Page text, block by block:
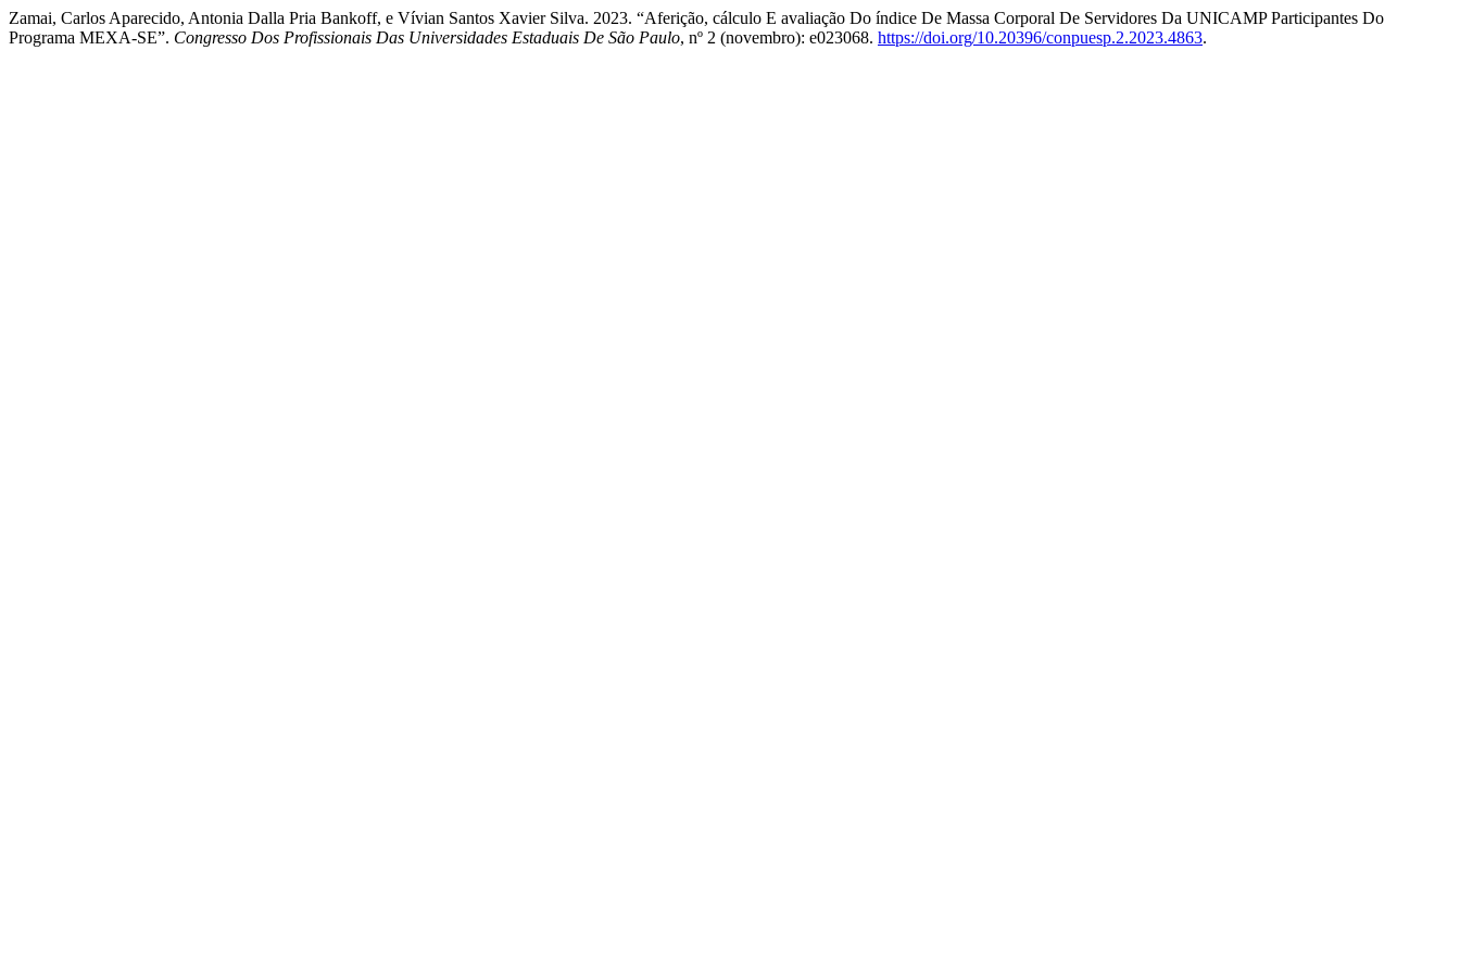
Zamai, Carlos Aparecido, Antonia Dalla Pria Bankoff, e Vívian Santos Xavier Silva. 2023. “Aferição, cálculo E avaliação Do índice De Massa Corporal De Servidores Da UNICAMP Participantes Do
Programa MEXA-SE”. Congresso Dos Profissionais Das Universidades Estaduais De São Paulo, nº 2 (novembro): e023068. https://doi.org/10.20396/conpuesp.2.2023.4863.